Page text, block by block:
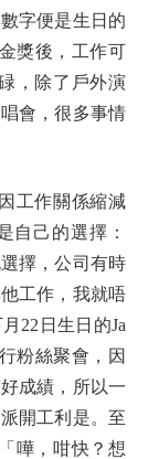
字便是生日的
獎後，工作可
，除了戶外演
會，很多事情
工作關係縮減
自己的選擇：
擇，公司有時
工作，我就唔
22日生日的Ja
粉絲聚會，因
成績，所以一
開工利是。至
嘩，咁快？想